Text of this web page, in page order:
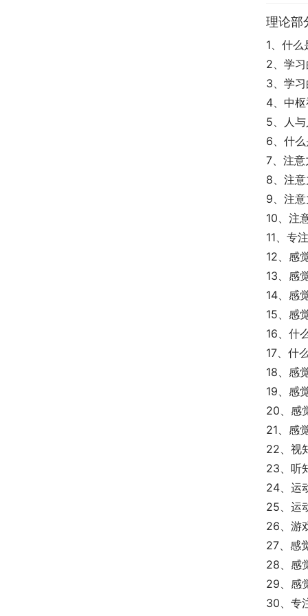
理论部
1、什么
2、学
3、学
4、中
5、人
6、什
7、注
8、注
9、注
10、注
11、专
12、感
13、感
14、感
15、感
16、什
17、什
18、感
19、感
20、感
21、感
22、视
23、听
24、运
25、运
26、游
27、感
28、感
29、感
30、专